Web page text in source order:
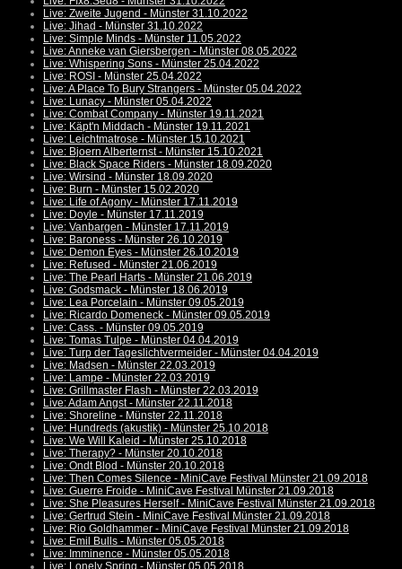
Live: Zweite Jugend - Münster 31.10.2022
Live: Jihad - Münster 31.10.2022
Live: Simple Minds - Münster 11.05.2022
Live: Anneke van Giersbergen - Münster 08.05.2022
Live: Whispering Sons - Münster 25.04.2022
Live: ROSI - Münster 25.04.2022
Live: A Place To Bury Strangers - Münster 05.04.2022
Live: Lunacy - Münster 05.04.2022
Live: Combat Company - Münster 19.11.2021
Live: Käpt'n Middach - Münster 19.11.2021
Live: Leichtmatrose - Münster 15.10.2021
Live: Bjoern Alberternst - Münster 15.10.2021
Live: Black Space Riders - Münster 18.09.2020
Live: Wirsind - Münster 18.09.2020
Live: Burn - Münster 15.02.2020
Live: Life of Agony - Münster 17.11.2019
Live: Doyle - Münster 17.11.2019
Live: Vanbargen - Münster 17.11.2019
Live: Baroness - Münster 26.10.2019
Live: Demon Eyes - Münster 26.10.2019
Live: Refused - Münster 21.06.2019
Live: The Pearl Harts - Münster 21.06.2019
Live: Godsmack - Münster 18.06.2019
Live: Lea Porcelain - Münster 09.05.2019
Live: Ricardo Domeneck - Münster 09.05.2019
Live: Cass. - Münster 09.05.2019
Live: Tomas Tulpe - Münster 04.04.2019
Live: Turp der Tageslichtvermeider - Münster 04.04.2019
Live: Madsen - Münster 22.03.2019
Live: Lampe - Münster 22.03.2019
Live: Grillmaster Flash - Münster 22.03.2019
Live: Adam Angst - Münster 22.11.2018
Live: Shoreline - Münster 22.11.2018
Live: Hundreds (akustik) - Münster 25.10.2018
Live: We Will Kaleid - Münster 25.10.2018
Live: Therapy? - Münster 20.10.2018
Live: Ondt Blod - Münster 20.10.2018
Live: Then Comes Silence - MiniCave Festival Münster 21.09.2018
Live: Guerre Froide - MiniCave Festival Münster 21.09.2018
Live: She Pleasures Herself - MiniCave Festival Münster 21.09.2018
Live: Gertrud Stein - MiniCave Festival Münster 21.09.2018
Live: Rio Goldhammer - MiniCave Festival Münster 21.09.2018
Live: Emil Bulls - Münster 05.05.2018
Live: Imminence - Münster 05.05.2018